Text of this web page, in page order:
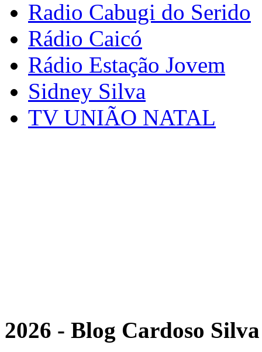
Radio Cabugi do Serido
Rádio Caicó
Rádio Estação Jovem
Sidney Silva
TV UNIÃO NATAL
2026 - Blog Cardoso